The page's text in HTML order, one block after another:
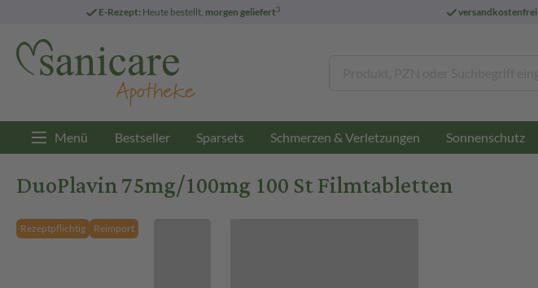
E-Rezept: Heute bestellt, morgen geliefert3 versandkostenfrei
Menü Bestseller Sparsets Schmerzen & Verletzungen Sonnenschutz
DuoPlavin 75mg/100mg 100 St Filmtabletten
Rezeptpflichtig Reimport